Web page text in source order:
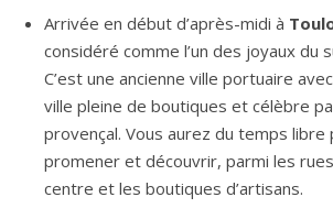
Arrivée en début d’après-midi à
considéré comme l’un des joyaux du
C’est une ancienne ville portuaire
ville pleine de boutiques et célèbre
provençal. Vous aurez du temps libre
promener et découvrir, parmi les
centre et les boutiques d’artisans.